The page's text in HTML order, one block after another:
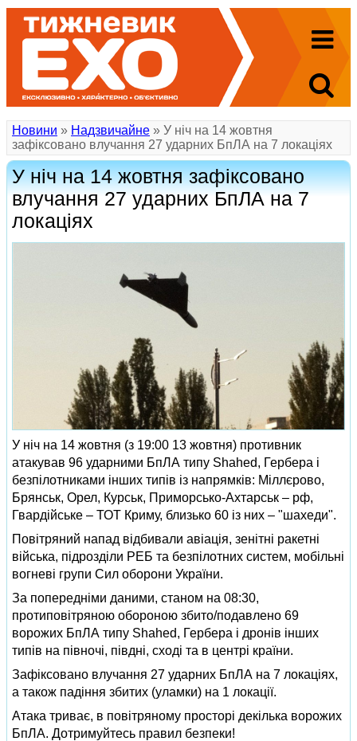
Новини » Надзвичайне » У ніч на 14 жовтня
зафіксовано влучання 27 ударних БпЛА на 7 локаціях
У ніч на 14 жовтня зафіксовано
влучання 27 ударних БпЛА на 7
локаціях
У ніч на 14 жовтня (з 19:00 13 жовтня) противник
атакував 96 ударними БпЛА типу Shahed, Гербера і
безпілотниками інших типів із напрямків: Міллєрово,
Брянськ, Орел, Курськ, Приморсько-Ахтарськ – рф,
Гвардійське – ТОТ Криму, близько 60 із них – "шахеди".
Повітряний напад відбивали авіація, зенітні ракетні
війська, підрозділи РЕБ та безпілотних систем, мобільні
вогневі групи Сил оборони України.
За попередніми даними, станом на 08:30,
протиповітряною обороною збито/подавлено 69
ворожих БпЛА типу Shahed, Гербера і дронів інших
типів на півночі, півдні, сході та в центрі країни.
Зафіксовано влучання 27 ударних БпЛА на 7 локаціях,
а також падіння збитих (уламки) на 1 локації.
Атака триває, в повітряному просторі декілька ворожих
БпЛА. Дотримуйтесь правил безпеки!